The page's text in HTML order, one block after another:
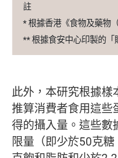
註
* 根據香港《食物及藥物
** 根據食安中心印製的「
此外，本研究根據樣
推算消費者食用這些
得的攝入量。這些數
限量（即少於50克